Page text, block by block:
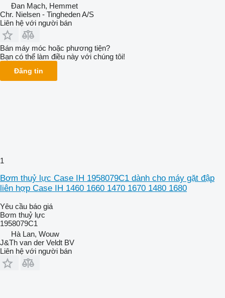
Đan Mạch, Hemmet
Chr. Nielsen - Tingheden A/S
Liên hệ với người bán
Bán máy móc hoặc phương tiện?
Bạn có thể làm điều này với chúng tôi!
Đăng tin
1
Bơm thuỷ lực Case IH 1958079C1 dành cho máy gặt đập
liên hợp Case IH 1460 1660 1470 1670 1480 1680
Yêu cầu báo giá
Bơm thuỷ lực
1958079C1
Hà Lan, Wouw
J&Th van der Veldt BV
Liên hệ với người bán